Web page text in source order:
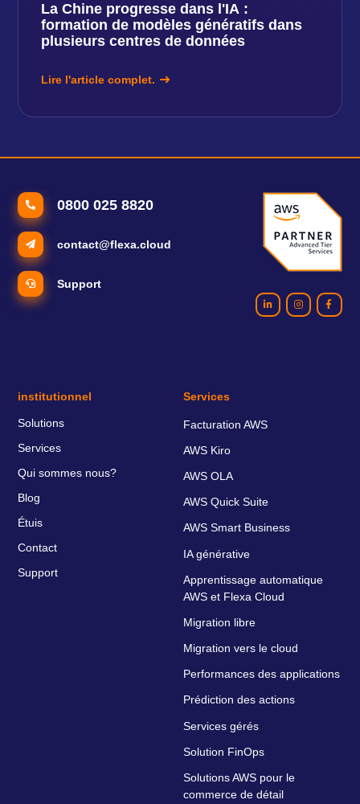
La Chine progresse dans l'IA :
formation de modèles génératifs dans
plusieurs centres de données
Lire l'article complet.
0800 025 8820
contact@flexa.cloud
Support
institutionnel
Solutions
Services
Qui sommes nous?
Blog
Étuis
Contact
Support
Services
Facturation AWS
AWS Kiro
AWS OLA
AWS Quick Suite
AWS Smart Business
IA générative
Apprentissage automatique
AWS et Flexa Cloud
Migration libre
Migration vers le cloud
Performances des applications
Prédiction des actions
Services gérés
Solution FinOps
Solutions AWS pour le
commerce de détail